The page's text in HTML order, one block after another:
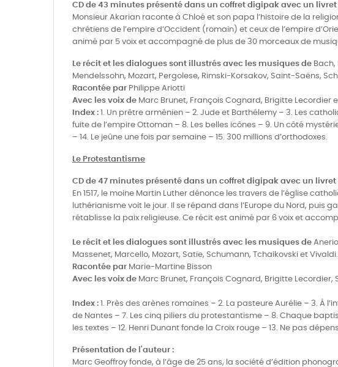
CD de 43 minutes présenté dans un coffret digipak avec un livret
Monsieur Akarian raconte à Chloé et son papa l’histoire de la
chrétiens de l’empire d’Occident (romain) et ceux de l’empire
animé par 5 voix et accompagné de plus de 30 morceaux de
Le récit et les dialogues sont illustrés avec les musiques de Bach,
Mendelssohn, Mozart, Pergolese, Rimski-Korsakov, Saint-Saëns,
Racontée par Philippe Ariotti
Avec les voix de Marc Brunet, François Cognard, Brigitte Lecordier
Index : 1. Un prêtre arménien – 2. Jude et Barthélemy – 3. Les
fuite de l’empire Ottoman – 8. Les belles icônes – 9. Un côté
– 14. Le jeûne une fois par semaine – 15. 300 millions d’orthodoxes.
Le Protestantisme
CD de 47 minutes présenté dans un coffret digipak avec un livret
En 1517, le moine Martin Luther dénonce les travers de l’église
luthérianisme voit le jour. Il se répand dans l’Europe du Nord, puis
rétablisse la paix religieuse. Ce récit est animé par 6 voix et
Le récit et les dialogues sont illustrés avec les musiques de
Massenet, Marcello, Mozart, Satie, Schumann, Tchaikovski et Vivaldi.
Racontée par Marie-Martine Bisson
Avec les voix de Marc Brunet, François Cognard, Brigitte Lecordier,
Index : 1. Près des arènes romaines – 2. La pasteure Aurélie – 3. À
de Nantes – 7. Les cinq piliers du protestantisme – 8. Chaque
les textes – 12. Henri Dunant fonde la Croix rouge – 13. Ne pas
Présentation de l'auteur :
Marc Geoffroy fonde, à l’âge de 25 ans, la société d’édition